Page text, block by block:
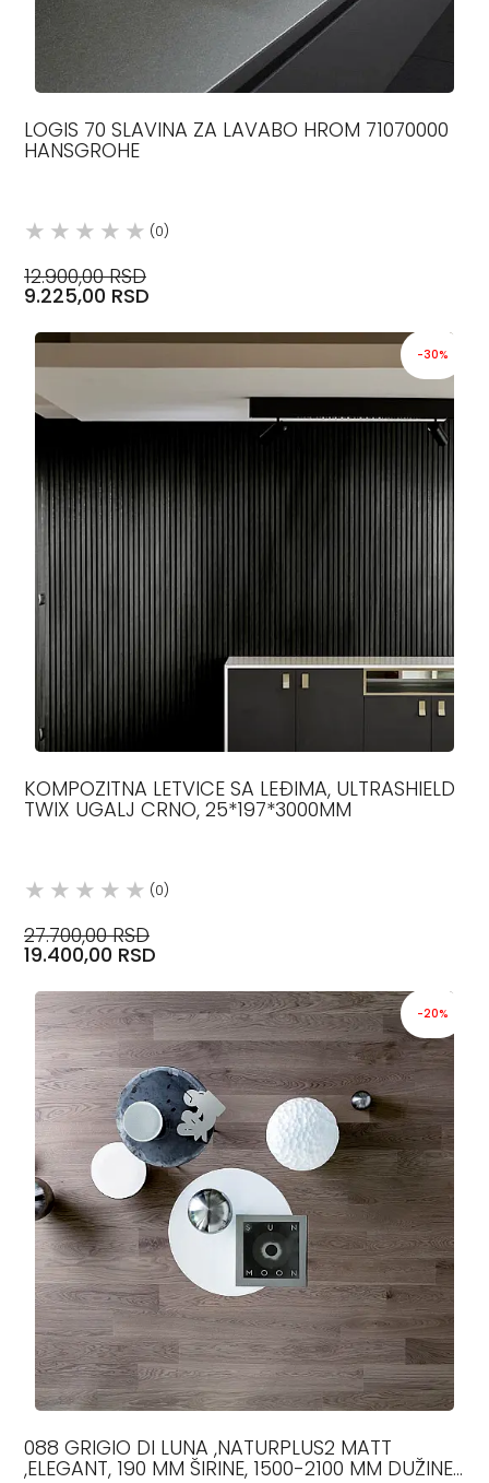
LOGIS 70 SLAVINA ZA LAVABO HROM 71070000
HANSGROHE
(0)
12.900,00 RSD
9.225,00 RSD
-30%
KOMPOZITNA LETVICE SA LEĐIMA, ULTRASHIELD
TWIX UGALJ CRNO, 25*197*3000MM
(0)
27.700,00 RSD
19.400,00 RSD
-20%
088 GRIGIO DI LUNA ,NATURPLUS2 MATT
,ELEGANT, 190 MM ŠIRINE, 1500-2100 MM DUŽINE,